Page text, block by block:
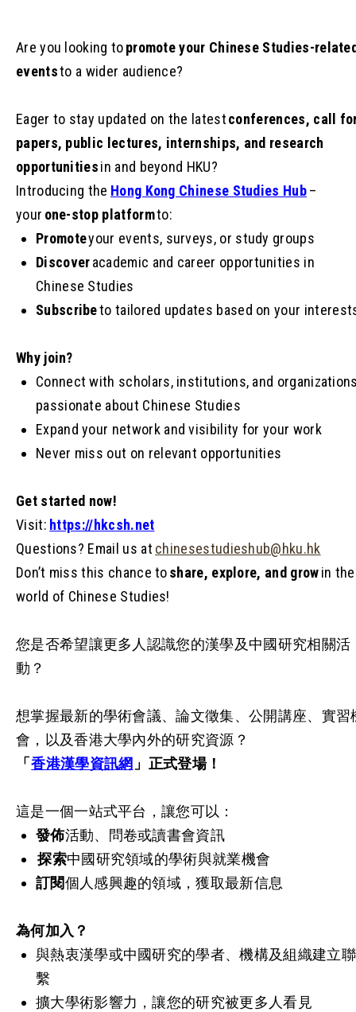
Are you looking topromote your Chinese Studies-
eventsto a wider audience?
Eager to stay updated on the latestconferences, call
papers, public lectures, internships, and research
opportunitiesin and beyond HKU?
Introducing the Hong Kong Chinese Studies Hub–
your one-stop platformto:
Promoteyour events, surveys, or study groups
Discoveracademic and career opportunities in
Chinese Studies
Subscribeto tailored updates based on your
Why join?
Connect with scholars, institutions, and
passionate about Chinese Studies
Expand your network and visibility for your work
Never miss out on relevant opportunities
Get started now!
Visit: https://hkcsh.net
Questions? Email us at chinesestudieshub@hku.hk
Don’t miss this chance toshare, explore, and growin the
world of Chinese Studies!
您是否希望讓更多人認識您的漢學及中國研究相關活
動？
想掌握最新的學術會議、論文徵集、公開講座、實習
會，以及香港大學內外的研究資源？
「 香港漢學資訊網 」正式登場！
這是一個一站式平台，讓您可以：
發佈活動、問卷或讀書會資訊
探索中國研究領域的學術與就業機會
訂閱個人感興趣的領域，獲取最新信息
為何加入？
與熱衷漢學或中國研究的學者、機構及組織建立聯
繫
擴大學術影響力，讓您的研究被更多人看見